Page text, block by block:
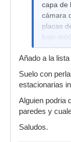
capa de
cámara
placas
bajo
madera,
espuma
(Lámina
Fono-
Añado a la
Suelo con
estacionarias
Alguien podria
paredes y
Saludos.